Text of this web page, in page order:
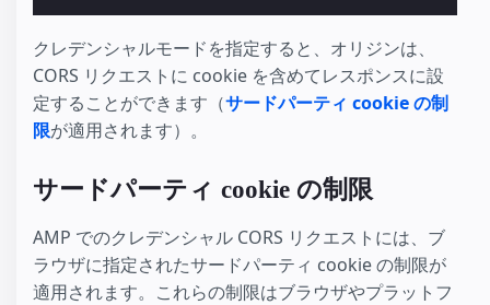
クレデンシャルモードを指定すると、オリジンは、
CORS リクエストに cookie を含めてレスポンスに設
定することができます（サードパーティ cookie の制
限が適用されます）。
サードパーティ cookie の制限
AMP でのクレデンシャル CORS リクエストには、ブ
ラウザに指定されたサードパーティ cookie の制限が
適用されます。これらの制限はブラウザやプラットフ